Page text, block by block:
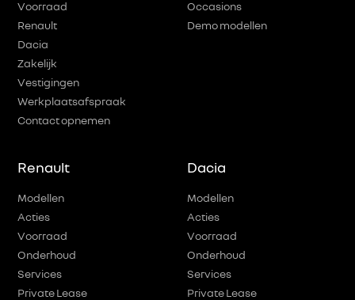
Voorraad
Renault
Dacia
Zakelijk
Vestigingen
Werkplaatsafspraak
Contact opnemen
Occasions
Demo modellen
Renault
Modellen
Acties
Voorraad
Onderhoud
Services
Private Lease
Dacia
Modellen
Acties
Voorraad
Onderhoud
Services
Private Lease